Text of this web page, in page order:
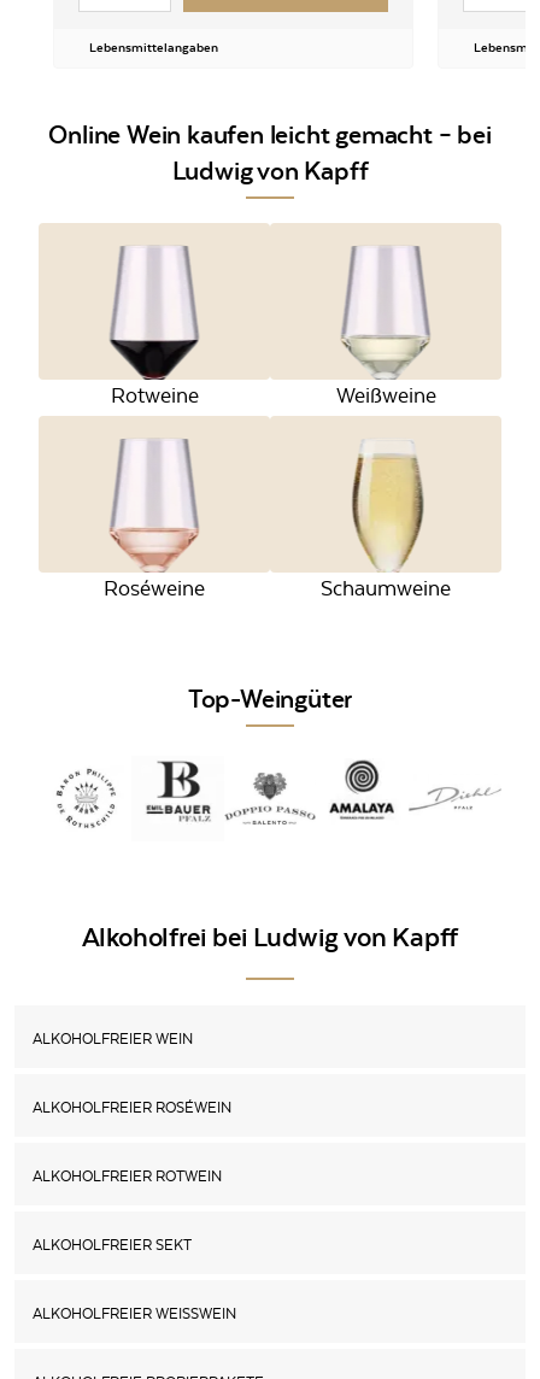
Lebensmittelangaben
Online Wein kaufen leicht gemacht – bei
Ludwig von Kapff
Rotweine Weißweine
Roséweine Schaumweine
Top-Weingüter
Alkoholfrei bei Ludwig von Kapff
ALKOHOLFREIER WEIN
ALKOHOLFREIER ROSÉWEIN
ALKOHOLFREIER ROTWEIN
ALKOHOLFREIER SEKT
ALKOHOLFREIER WEISSWEIN